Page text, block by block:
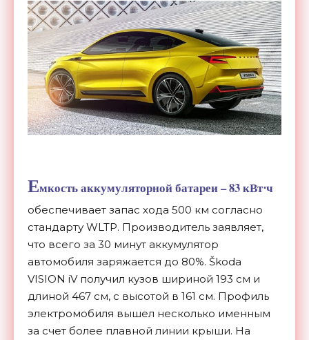
Емкость аккумуляторной батареи – 83 кВт⋅ч
обеспечивает запас хода 500 км согласно
стандарту WLTP. Производитель заявляет,
что всего за 30 минут аккумулятор
автомобиля заряжается до 80%. Škoda
VISION iV получил кузов шириной 193 см и
длиной 467 см, с высотой в 161 см. Профиль
электромобиля вышел несколько именным
за счет более плавной линии крыши. На